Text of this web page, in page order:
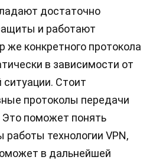
достаточно
и работают
же конкретного протокола
в зависимости от
ситуации. Стоит
протоколы передачи
поможет понять
технологии VPN,
в дальнейшей